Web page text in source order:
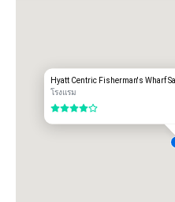
One-way
$60.00 US Dollars
OAKLAND International Airport (OAK)
20 miles
Hyatt Centric Fisherman's Wharf
โรงแรม
4 จาก 5